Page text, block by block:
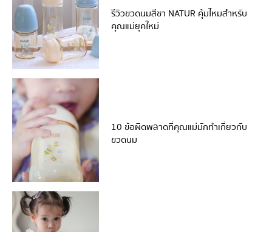
รีวิวขวดนมสีชา NATUR คุ้มไหมสำหรับ
คุณแม่ยุคใหม่
10 ข้อผิดพลาดที่คุณแม่มักทำเกี่ยวกับ
ขวดนม